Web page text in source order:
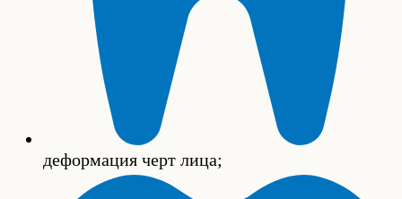
деформация черт лица;